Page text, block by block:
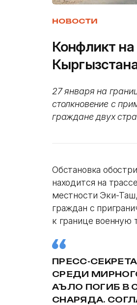
НОВОСТИ
Конфликт
27 января на
столкновение с
граждане двух
Обстановка
находится на
местности Эки-
граждан с
к границе военную
ПРЕСС-
СРЕДИ
АЪЛО ПОГИБ В
СНАРЯДА.